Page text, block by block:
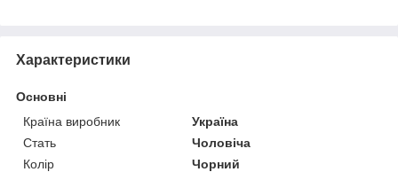
Характеристики
Основні
Країна виробник
Україна
Стать
Чоловіча
Колір
Чорний